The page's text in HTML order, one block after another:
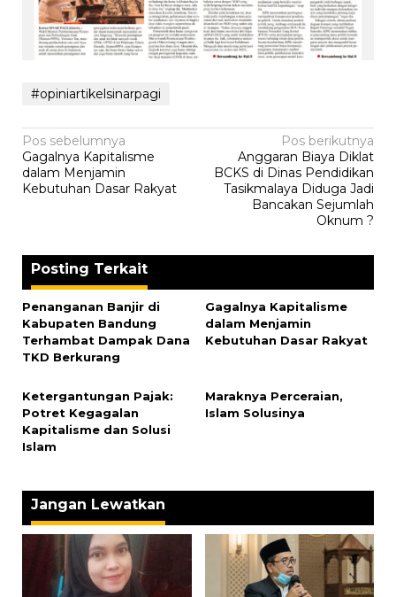
#opiniartikelsinarpagi
Navigasi
pos
Pos sebelumnya
Gagalnya Kapitalisme
dalam Menjamin
Kebutuhan Dasar Rakyat
Pos berikutnya
Anggaran Biaya Diklat
BCKS di Dinas Pendidikan
Tasikmalaya Diduga Jadi
Bancakan Sejumlah
Oknum ?
Posting Terkait
Penanganan Banjir di
Kabupaten Bandung
Terhambat Dampak Dana
TKD Berkurang
Gagalnya Kapitalisme
dalam Menjamin
Kebutuhan Dasar Rakyat
Ketergantungan Pajak:
Potret Kegagalan
Kapitalisme dan Solusi
Islam
Maraknya Perceraian,
Islam Solusinya
Jangan Lewatkan